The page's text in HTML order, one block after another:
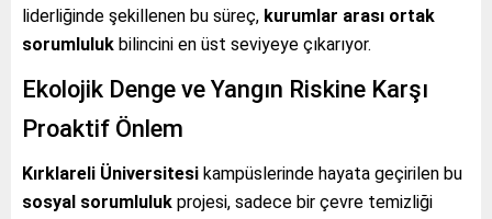
liderliğinde şekillenen bu süreç, kurumlar arası ortak
sorumluluk bilincini en üst seviyeye çıkarıyor.
Ekolojik Denge ve Yangın Riskine Karşı
Proaktif Önlem
Kırklareli Üniversitesi kampüslerinde hayata geçirilen bu
sosyal sorumluluk projesi, sadece bir çevre temizliği